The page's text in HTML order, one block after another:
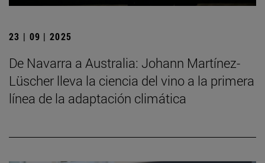
23 | 09 | 2025
De Navarra a Australia: Johann Martínez-
Lüscher lleva la ciencia del vino a la primera
línea de la adaptación climática